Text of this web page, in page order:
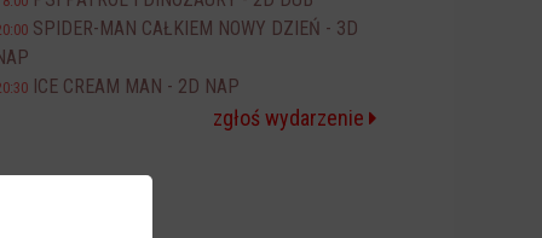
SPIDER-MAN CAŁKIEM NOWY DZIEŃ - 3D
ICE CREAM MAN - 2D NAP
zgłoś wydarzenie